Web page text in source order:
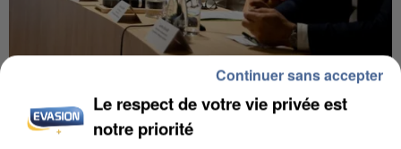
INCENDIES : L’ÎLE-DE-FRANCE LANCE UN ÉLAN
DE SOLIDARITÉ AVEC LES...
Le respect de votre vie privée est
notre priorité
Continuer sans accepter